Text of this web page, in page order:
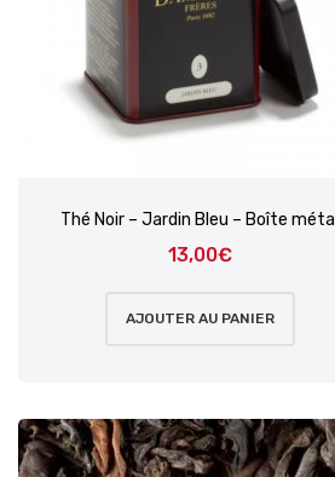
Thé Noir – Jardin Bleu – Boîte métal
13,00€
AJOUTER AU PANIER